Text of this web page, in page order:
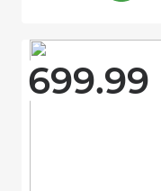
699.99